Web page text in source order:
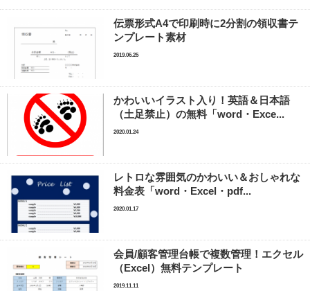
伝票形式A4で印刷時に2分割の領収書テ
ンプレート素材
2019.06.25
かわいいイラスト入り！英語＆日本語
（土足禁止）の無料「word・Exce...
2020.01.24
レトロな雰囲気のかわいい＆おしゃれな
料金表「word・Excel・pdf...
2020.01.17
会員/顧客管理台帳で複数管理！エクセル
（Excel）無料テンプレート
2019.11.11